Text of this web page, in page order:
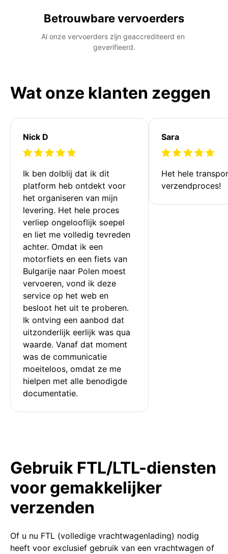
Betrouwbare vervoerders
Al onze vervoerders zijn geaccrediteerd en
geverifieerd.
Wat onze klanten zeggen
Nick D
Ik ben dolblij dat ik dit
platform heb ontdekt voor
het organiseren van mijn
levering. Het hele proces
verliep ongelooflijk soepel
en liet me volledig tevreden
achter. Omdat ik een
motorfiets en een fiets van
Bulgarije naar Polen moest
vervoeren, vond ik deze
service op het web en
besloot het uit te proberen.
Ik ontving een aanbod dat
uitzonderlijk eerlijk was qua
waarde. Vanaf dat moment
was de communicatie
moeiteloos, omdat ze me
hielpen met alle benodigde
documentatie.
Sara
Het hele
verzendproces!
Gebruik FTL/LTL-diensten
voor gemakkelijker
verzenden
Of u nu FTL (volledige vrachtwagenlading) nodig
heeft voor exclusief gebruik van een vrachtwagen of